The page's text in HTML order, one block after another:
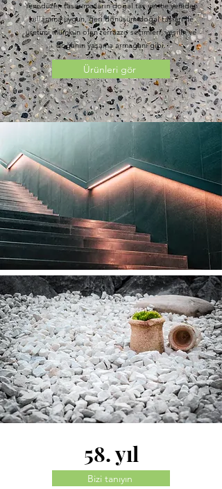
Yeni düzen tasarımcıların doğal taş yerine yeniden
kullanıma uygun, geri dönüşüm doğal taşları ile
üretimi mümkün olan terrazzo seçimleri, yeşilin ve
doğanın yaşama armağanı gibi.
Ürünleri gör
58. yıl
Bizi tanıyın